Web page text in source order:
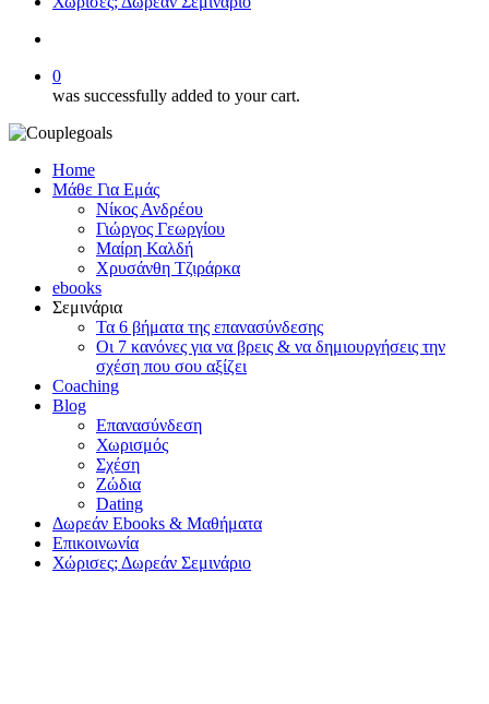
0
was successfully added to your cart.
Home
Μάθε Για Εμάς
Νίκος Ανδρέου
Γιώργος Γεωργίου
Μαίρη Καλδή
Χρυσάνθη Τζιράρκα
ebooks
Σεμινάρια
Τα 6 βήματα της επανασύνδεσης
Οι 7 κανόνες για να βρεις & να δημιουργήσεις την
σχέση που σου αξίζει
Coaching
Blog
Επανασύνδεση
Χωρισμός
Σχέση
Ζώδια
Dating
Δωρεάν Ebooks & Μαθήματα
Επικοινωνία
Χώρισες; Δωρεάν Σεμινάριο